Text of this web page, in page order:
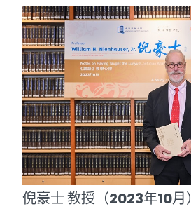
倪豪士 教授（2023年10月）